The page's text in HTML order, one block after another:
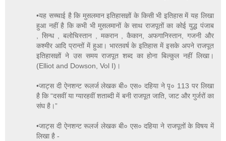
•यह सच्चाई है कि मुसलमान इतिहासज्ञों के किसी भी इतिहास में यह लिखा
हुआ नहीं है कि कभी भी मुसलमानों के साथ राजपूतों का कोई युद्ध पंजाब
, सिन्ध , बलोचिस्तान , मकरान , कैकान, अफगानिस्तान, गजनी और
कश्मीर आदि प्रान्तों में हुआ। भारतवर्ष के इतिहास में इसके अपने राजपूत
इतिहासज्ञों ने उस समय राजपूत शब्द का होना बिल्कुल नहीं लिखा।
(Elliot and Dowson, Vol I)।
•जाट्स दी ऐनशन्ट रूलर्ज लेखक बी० एस० दहिया ने पृ० 113 पर लिखा
है कि “दसवीं या ग्यारहवीं शताब्दी में बनी राजपूत जाति, जाट और गुर्जरों का
संघ है।”
•जाट्स दी ऐनशन्ट रूलर्ज लेखक बी० एस० दहिया ने राजपूतों के विषय में
लिखा है -